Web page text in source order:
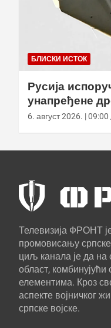
БЛИСКИ ИСТОК
Русија
унапређене
усред удара
6. август 2026. | 09:00
Телевизија ФРОНТ
промовисању
циљ канала је да на
област,
елементима. Кроз
аспекте војничког
српске војске.